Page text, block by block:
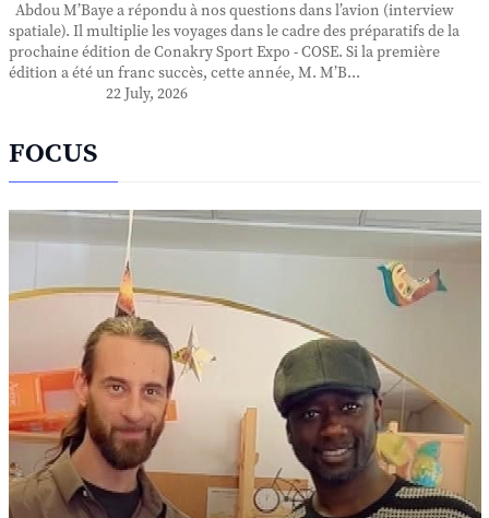
Abdou M’Baye a répondu à nos questions dans l’avion (interview
spatiale). Il multiplie les voyages dans le cadre des préparatifs de la
prochaine édition de Conakry Sport Expo - COSE. Si la première
édition a été un franc succès, cette année, M. M’B...
22 July, 2026
FOCUS